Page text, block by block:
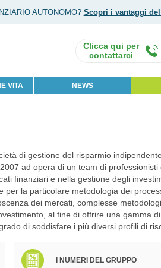
AUTONOMO? Scopri i vantaggi
VITA NEWS
di gestione del risparmio
ad opera di un team di professionisti
finanziari e nella gestione degli
la particolare metodologia dei
dei mercati, complesse
al fine di offrire una gamma
di soddisfare i più diversi profili di
I NUMERI DEL GRUPPO